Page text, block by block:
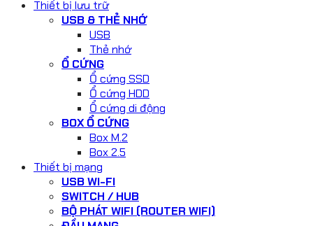
Thiết bị lưu trữ
USB & THẺ NHỚ
USB
Thẻ nhớ
Ổ CỨNG
Ổ cứng SSD
Ổ cứng HDD
Ổ cứng di động
BOX Ổ CỨNG
Box M.2
Box 2.5
Thiết bị mạng
USB WI-FI
SWITCH / HUB
BỘ PHÁT WIFI (ROUTER WIFI)